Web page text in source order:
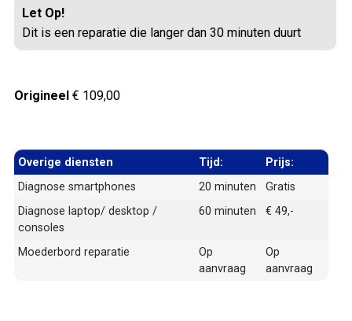
Let Op!
Dit is een reparatie die langer dan 30 minuten duurt
Origineel € 109,00
Overige diensten Tijd:
Prijs:
Diagnose smartphones
20 minuten
Gratis
Diagnose laptop/ desktop /
consoles
60 minuten € 49,-
Moederbord reparatie
Op
aanvraag
Op
aanvraag